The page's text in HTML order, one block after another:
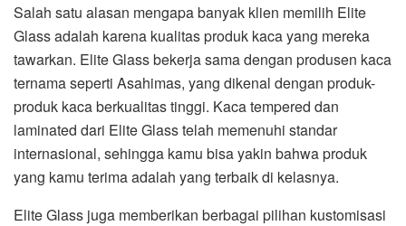
Salah satu alasan mengapa banyak klien memilih Elite
Glass adalah karena kualitas produk kaca yang mereka
tawarkan. Elite Glass bekerja sama dengan produsen kaca
ternama seperti Asahimas, yang dikenal dengan produk-
produk kaca berkualitas tinggi. Kaca tempered dan
laminated dari Elite Glass telah memenuhi standar
internasional, sehingga kamu bisa yakin bahwa produk
yang kamu terima adalah yang terbaik di kelasnya.
Elite Glass juga memberikan berbagai pilihan kustomisasi